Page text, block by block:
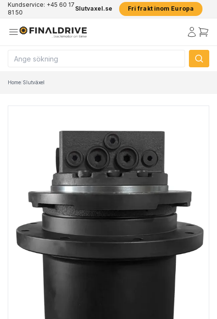
Kundservice: +45 60 17
81 50
Slutvaxel.se Fri frakt inom Europa
Home/Slutväxel